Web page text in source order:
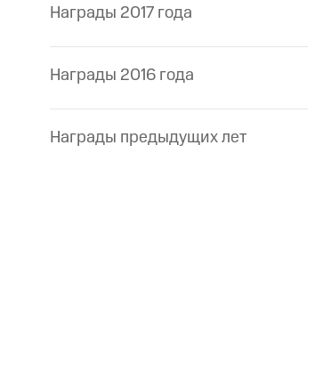
Награды 2017 года
Награды 2016 года
Награды предыдущих лет